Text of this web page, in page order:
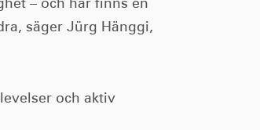
– och här finns en
säger Jürg Hänggi,
och aktiv